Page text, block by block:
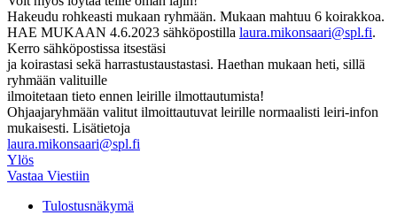
Hakeudu rohkeasti mukaan ryhmään. Mukaan mahtuu 6 koirakkoa.
HAE MUKAAN 4.6.2023 sähköpostilla laura.mikonsaari@spl.fi.
Kerro sähköpostissa itsestäsi
ja koirastasi sekä harrastustaustastasi. Haethan mukaan heti, sillä
ryhmään valituille
ilmoitetaan tieto ennen leirille ilmottautumista!
Ohjaajaryhmään valitut ilmoittautuvat leirille normaalisti leiri-infon
mukaisesti. Lisätietoja
laura.mikonsaari@spl.fi
Ylös
Vastaa Viestiin
Tulostusnäkymä